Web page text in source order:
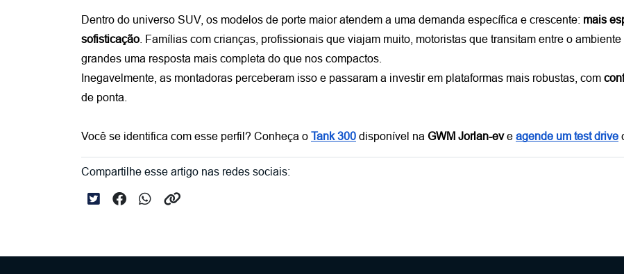
Dentro do universo SUV, os modelos de porte maior atendem a uma demanda específica e crescente: mais
sofisticação . Famílias com crianças, profissionais que viajam muito, motoristas que transitam entre o
grandes uma resposta mais completa do que nos compactos.
Inegavelmente, as montadoras perceberam isso e passaram a investir em plataformas mais robustas, com
de ponta.
Você se identifica com esse perfil? Conheça o Tank 300 disponível na GWM Jorlan-ev e agende um test drive
Compartilhe esse artigo nas redes sociais: